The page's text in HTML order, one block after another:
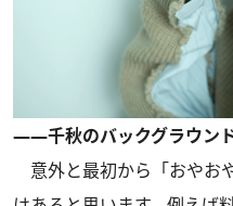
――千秋のバックグラウン
意外と最初から「おやお